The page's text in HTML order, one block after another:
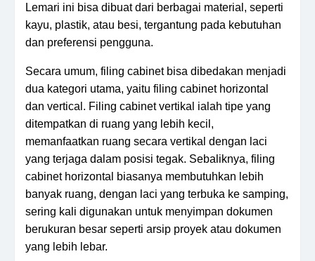
Lemari ini bisa dibuat dari berbagai material, seperti
kayu, plastik, atau besi, tergantung pada kebutuhan
dan preferensi pengguna.
Secara umum, filing cabinet bisa dibedakan menjadi
dua kategori utama, yaitu filing cabinet horizontal
dan vertical. Filing cabinet vertikal ialah tipe yang
ditempatkan di ruang yang lebih kecil,
memanfaatkan ruang secara vertikal dengan laci
yang terjaga dalam posisi tegak. Sebaliknya, filing
cabinet horizontal biasanya membutuhkan lebih
banyak ruang, dengan laci yang terbuka ke samping,
sering kali digunakan untuk menyimpan dokumen
berukuran besar seperti arsip proyek atau dokumen
yang lebih lebar.